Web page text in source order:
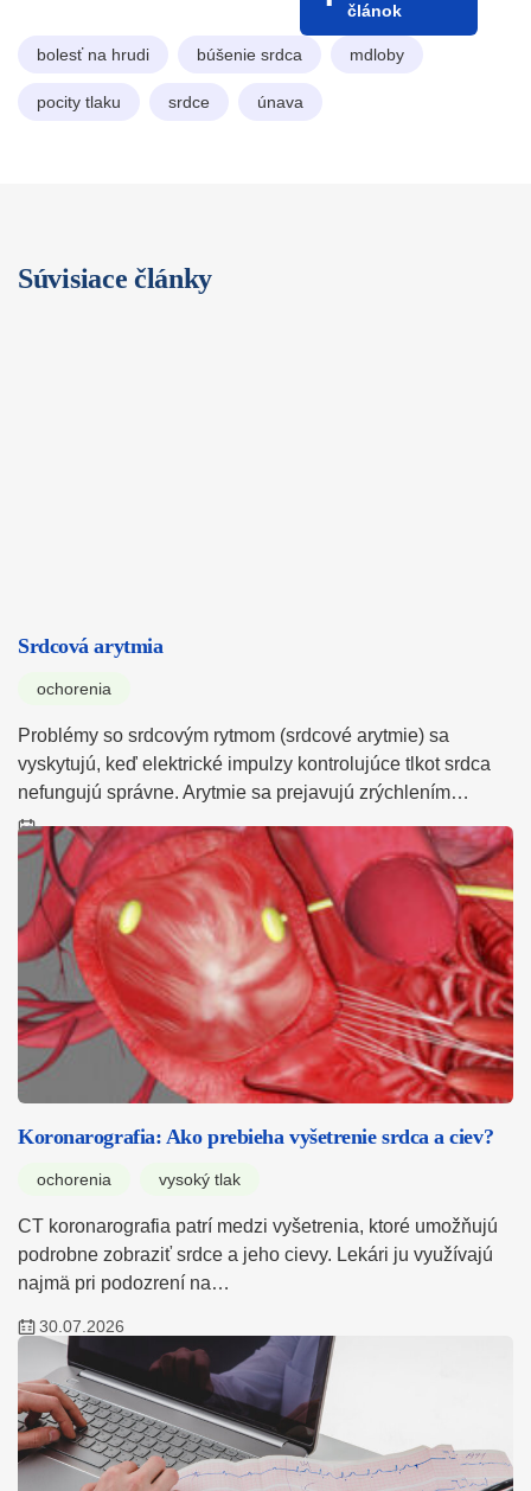
článok
bolesť na hrudi búšenie srdca mdloby
pocity tlaku srdce únava
Súvisiace články
Srdcová arytmia
ochorenia
Problémy so srdcovým rytmom (srdcové arytmie) sa
vyskytujú, keď elektrické impulzy kontrolujúce tlkot srdca
nefungujú správne. Arytmie sa prejavujú zrýchlením…
Koronarografia: Ako prebieha vyšetrenie srdca a ciev?
ochorenia vysoký tlak
CT koronarografia patrí medzi vyšetrenia, ktoré umožňujú
podrobne zobraziť srdce a jeho cievy. Lekári ju využívajú
najmä pri podozrení na…
30.07.2026